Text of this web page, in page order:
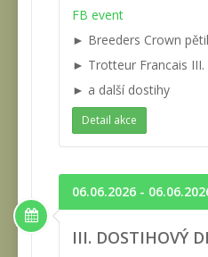
FB event
► Breeders Crown
► Trotteur Francais III.
► a další dostihy
Detail akce
06.06.2026 -
III. DOSTIHOVÝ